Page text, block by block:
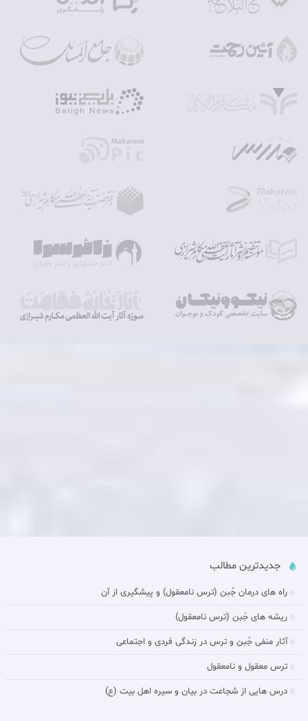
جدیدترین مطالب
راه های درمان جُبن (ترس نامعقول) و پيشگيرى از آن‏
ريشه هاى جُبن (ترس نامعقول)
آثار منفى جُبن و ترس در زندگى فردى و اجتماعى‏
ترس معقول و نامعقول‏
درس هایی از شجاعت در بيان و سیره اهل بیت (ع)